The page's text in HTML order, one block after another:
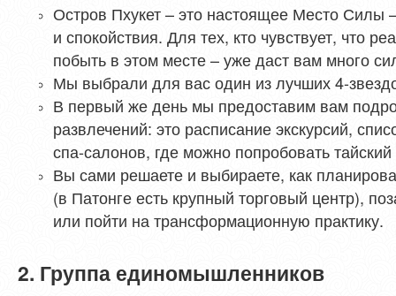
Остров Пхукет – это настоящее Место Силы
и спокойствия. Для тех, кто чувствует, что
побыть в этом месте – уже даст вам много
Мы выбрали для вас один из лучших 4-
В первый же день мы предоставим вам
развлечений: это расписание экскурсий,
спа-салонов, где можно попробовать
Вы сами решаете и выбираете, как
(в Патонге есть крупный торговый центр),
или пойти на трансформационную практику.
2. Группа единомышленников